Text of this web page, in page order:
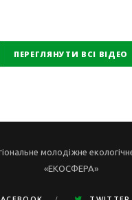
ПЕРЕГЛЯНУТИ ВСІ ВІДЕО
молодіжне
«ЕКОСФЕРА»